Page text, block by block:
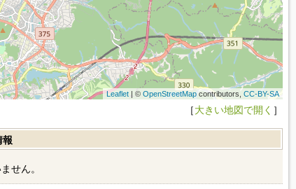
Leaflet| © OpenStreetMapcontributors, CC-BY-SA
［大きい地図で開く ］
報
せん。